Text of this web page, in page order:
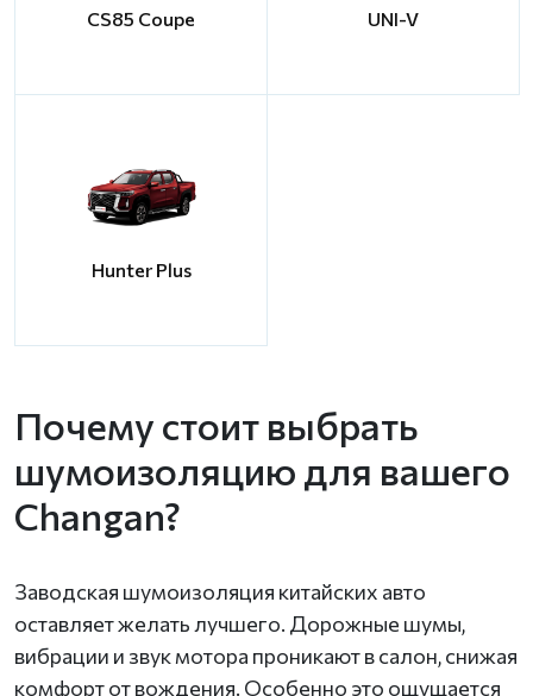
CS85 Coupe UNI-V
Hunter Plus
Почему стоит выбрать
шумоизоляцию для вашего
Changan?
Заводская шумоизоляция китайских авто
оставляет желать лучшего. Дорожные шумы,
вибрации и звук мотора проникают в салон, снижая
комфорт от вождения. Особенно это ощущается